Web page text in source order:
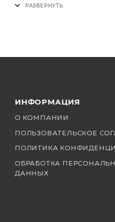
Санхуд для монитора
ИНФОРМАЦИЯ
О КОМПАНИИ
ПОЛЬЗОВАТЕЛЬСКОЕ
ПОЛИТИКА
ОБРАБОТКА
ДАННЫХ